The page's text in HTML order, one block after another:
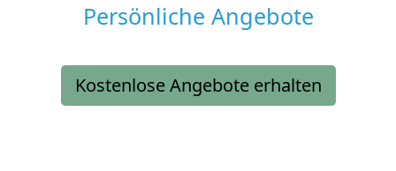
Persönliche Angebote
Kostenlose Angebote erhalten